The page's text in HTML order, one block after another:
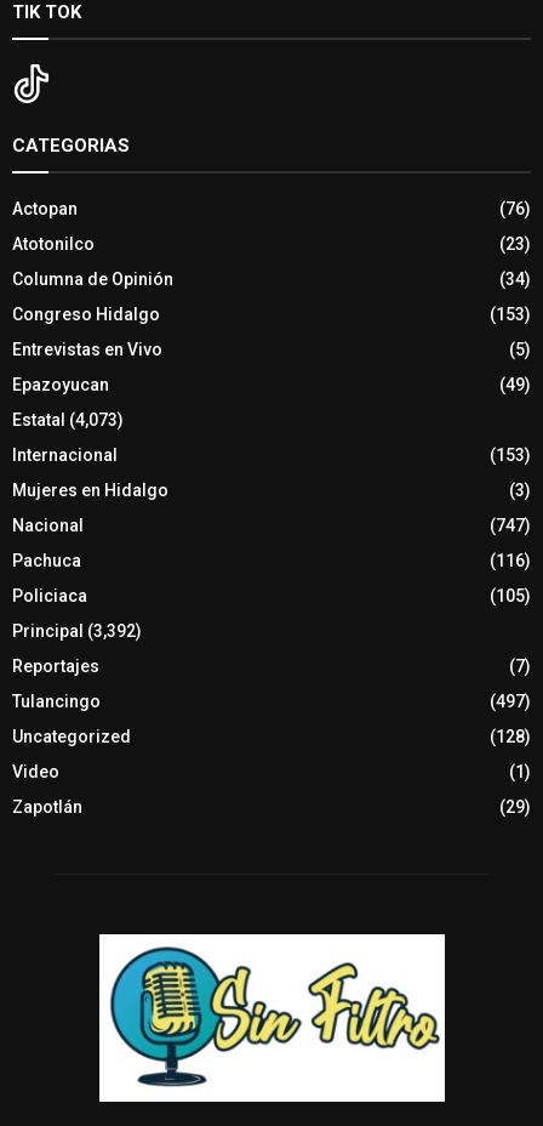
TIK TOK
CATEGORIAS
Actopan
(76)
Atotonilco
(23)
Columna de Opinión
(34)
Congreso Hidalgo
(153)
Entrevistas en Vivo
(5)
Epazoyucan
(49)
Estatal (4,073)
Internacional
(153)
Mujeres en Hidalgo
(3)
Nacional
(747)
Pachuca
(116)
Policiaca
(105)
Principal (3,392)
Reportajes
(7)
Tulancingo
(497)
Uncategorized
(128)
Video
(1)
Zapotlán
(29)